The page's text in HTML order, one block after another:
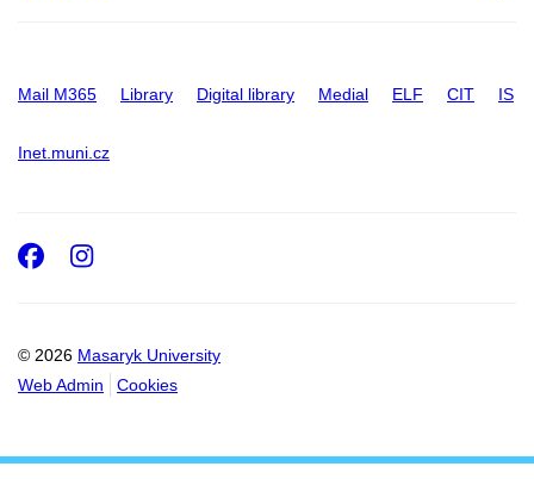
Mail M365 Library Digital library Medial ELF CIT IS
Inet.muni.cz
© 2026 Masaryk University
Web Admin
Cookies
Facebook
Instagram